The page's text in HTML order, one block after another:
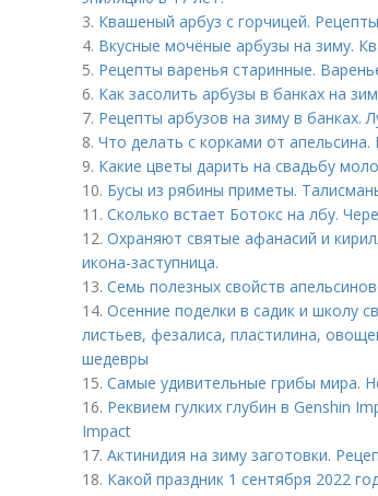
3. Квашеный арбуз с горчицей.
4. Вкусные мочёные арбузы на зиму.
5. Рецепты варенья старинные.
6. Как засолить арбузы в банках на
7. Рецепты арбузов на зиму в банках.
8. Что делать с корками от
9. Какие цветы дарить на свадьбу
10. Бусы из рябины приметы.
11. Сколько встает Ботокс на лбу.
12. Охраняют святые афанасий и
икона-заступница.
13. Семь полезных свойств
14. Осенние поделки в садик и школу
листьев, фезалиса, пластилина,
шедевры
15. Самые удивительные грибы мира.
16. Реквием гулких глубин в Genshin
Impact
17. Актинидия на зиму заготовки.
18. Какой праздник 1 сентября 2022